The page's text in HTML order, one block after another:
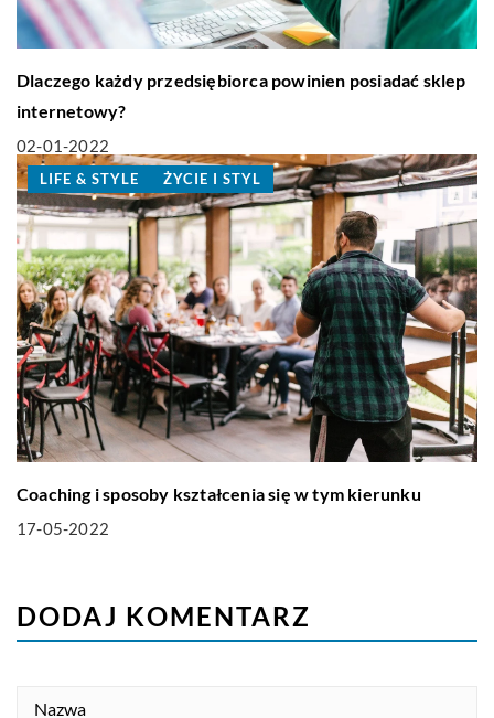
Dlaczego każdy przedsiębiorca powinien posiadać sklep
internetowy?
02-01-2022
LIFE & STYLE ŻYCIE I STYL
Coaching i sposoby kształcenia się w tym kierunku
17-05-2022
DODAJ KOMENTARZ